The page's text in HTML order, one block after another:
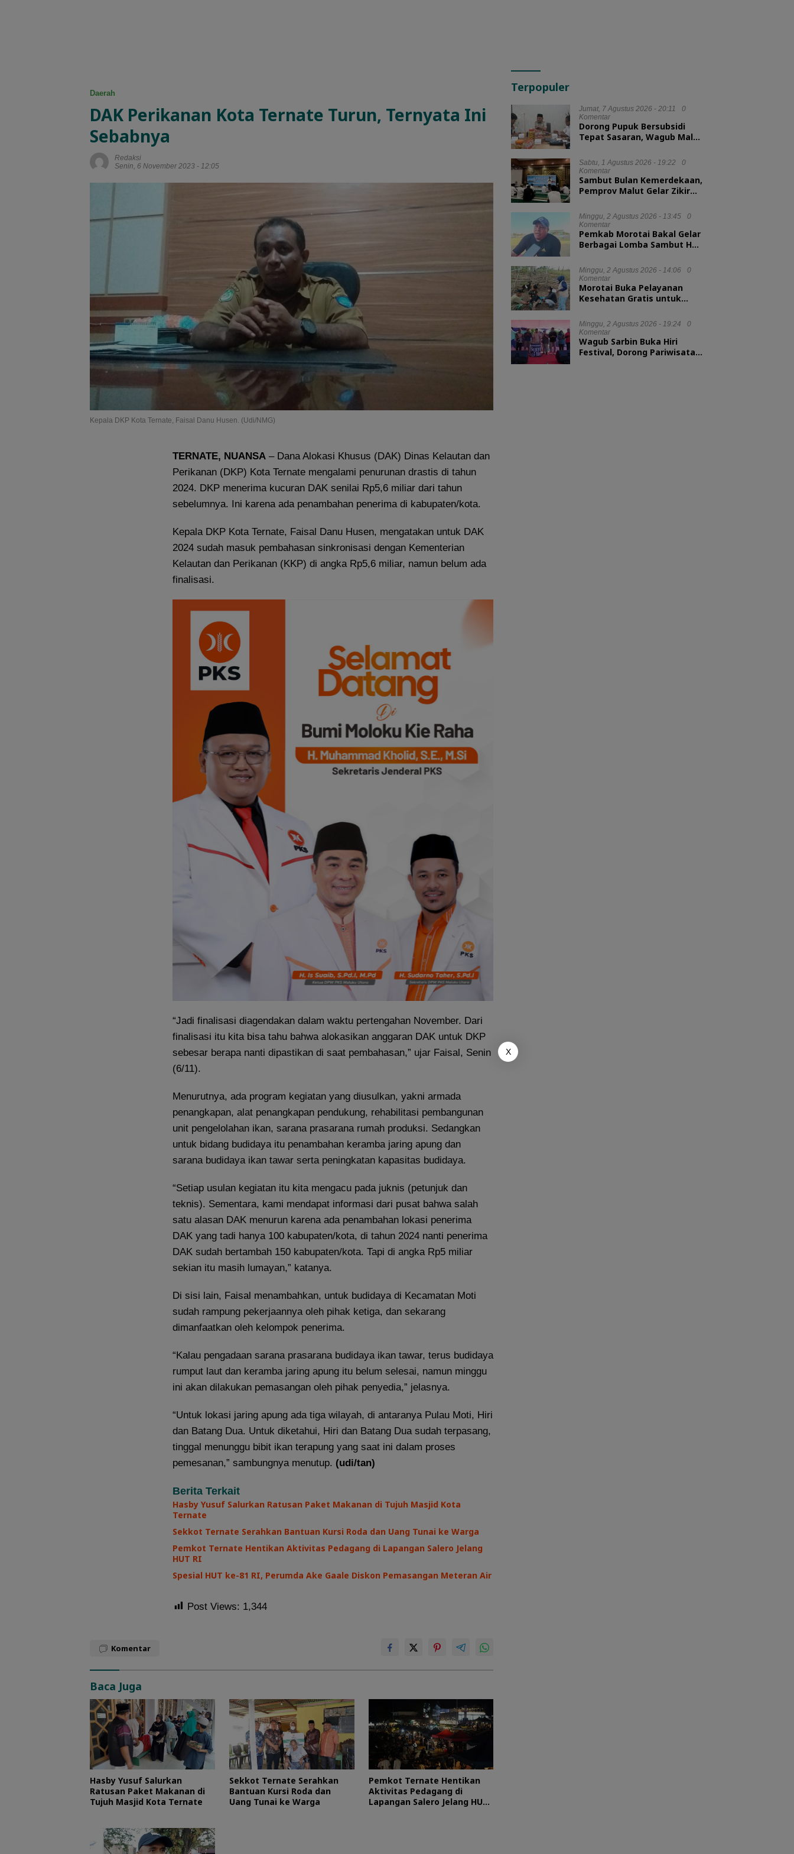
Daerah
DAK Perikanan Kota Ternate Turun, Ternyata Ini
Sebabnya
Redaksi
Senin, 6 November 2023 - 12:05
Kepala DKP Kota Ternate, Faisal Danu Husen. (Udi/NMG)
TERNATE, NUANSA – Dana Alokasi Khusus (DAK) Dinas Kelautan dan
Perikanan (DKP) Kota Ternate mengalami penurunan drastis di tahun
2024. DKP menerima kucuran DAK senilai Rp5,6 miliar dari tahun
sebelumnya. Ini karena ada penambahan penerima di kabupaten/kota.
Kepala DKP Kota Ternate, Faisal Danu Husen, mengatakan untuk DAK
2024 sudah masuk pembahasan sinkronisasi dengan Kementerian
Kelautan dan Perikanan (KKP) di angka Rp5,6 miliar, namun belum ada
finalisasi.
“Jadi finalisasi diagendakan dalam waktu pertengahan November. Dari
finalisasi itu kita bisa tahu bahwa alokasikan anggaran DAK untuk DKP
sebesar berapa nanti dipastikan di saat pembahasan,” ujar Faisal, Senin
(6/11).
Menurutnya, ada program kegiatan yang diusulkan, yakni armada
penangkapan, alat penangkapan pendukung, rehabilitasi pembangunan
unit pengelolahan ikan, sarana prasarana rumah produksi. Sedangkan
untuk bidang budidaya itu penambahan keramba jaring apung dan
sarana budidaya ikan tawar serta peningkatan kapasitas budidaya.
“Setiap usulan kegiatan itu kita mengacu pada juknis (petunjuk dan
teknis). Sementara, kami mendapat informasi dari pusat bahwa salah
satu alasan DAK menurun karena ada penambahan lokasi penerima
DAK yang tadi hanya 100 kabupaten/kota, di tahun 2024 nanti penerima
DAK sudah bertambah 150 kabupaten/kota. Tapi di angka Rp5 miliar
sekian itu masih lumayan,” katanya.
Di sisi lain, Faisal menambahkan, untuk budidaya di Kecamatan Moti
sudah rampung pekerjaannya oleh pihak ketiga, dan sekarang
dimanfaatkan oleh kelompok penerima.
“Kalau pengadaan sarana prasarana budidaya ikan tawar, terus budidaya
rumput laut dan keramba jaring apung itu belum selesai, namun minggu
ini akan dilakukan pemasangan oleh pihak penyedia,” jelasnya.
“Untuk lokasi jaring apung ada tiga wilayah, di antaranya Pulau Moti, Hiri
dan Batang Dua. Untuk diketahui, Hiri dan Batang Dua sudah terpasang,
tinggal menunggu bibit ikan terapung yang saat ini dalam proses
pemesanan,” sambungnya menutup. (udi/tan)
Berita Terkait
Hasby Yusuf Salurkan Ratusan Paket Makanan di Tujuh Masjid Kota
Ternate
Sekkot Ternate Serahkan Bantuan Kursi Roda dan Uang Tunai ke Warga
Pemkot Ternate Hentikan Aktivitas Pedagang di Lapangan Salero Jelang
HUT RI
Spesial HUT ke-81 RI, Perumda Ake Gaale Diskon Pemasangan Meteran Air
Post Views: 1,344
Komentar
Baca Juga
Hasby Yusuf Salurkan
Ratusan Paket Makanan di
Tujuh Masjid Kota Ternate
Sekkot Ternate Serahkan
Bantuan Kursi Roda dan
Uang Tunai ke Warga
Pemkot Ternate Hentikan
Aktivitas Pedagang di
Lapangan Salero Jelang HUT
Terpopuler
Jumat, 7 Agustus 2026 - 20:11
0
Komentar
Dorong Pupuk Bersubsidi
Tepat Sasaran, Wagub Malut
Digitalisasi
Sabtu, 1 Agustus 2026 - 19:22
0
Komentar
Sambut Bulan Kemerdekaan,
Pemprov Malut Gelar Zikir
Minggu, 2 Agustus 2026 - 13:45
0
Komentar
Pemkab Morotai Bakal Gelar
Berbagai Lomba Sambut HUT
Minggu, 2 Agustus 2026 - 14:06
0
Komentar
Morotai Buka Pelayanan
Kesehatan Gratis untuk
Minggu, 2 Agustus 2026 - 19:24
0
Komentar
Wagub Sarbin Buka Hiri
Festival, Dorong Pariwisata
X